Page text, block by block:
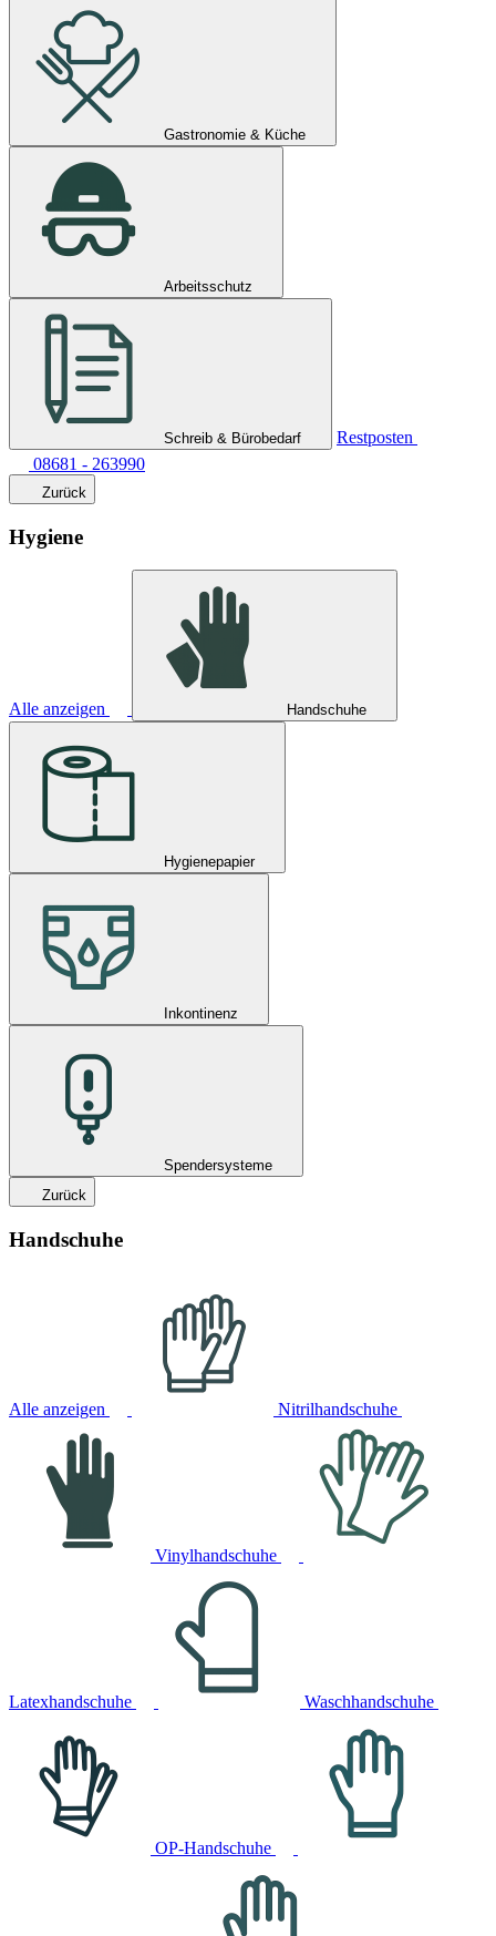
Gastronomie & Küche
Arbeitsschutz
Schreib & Bürobedarf
Restposten
08681 - 263990
Zurück
Hygiene
Alle anzeigen Handschuhe
Hygienepapier
Inkontinenz
Spendersysteme
Zurück
Handschuhe
Alle anzeigen Nitrilhandschuhe
Vinylhandschuhe
Latexhandschuhe Waschhandschuhe
OP-Handschuhe